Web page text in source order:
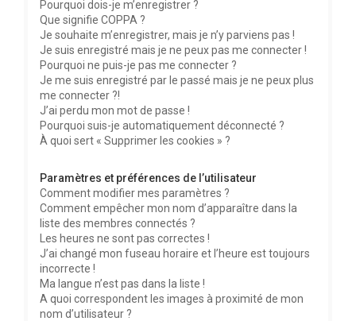
Pourquoi dois-je m’enregistrer ?
Que signifie COPPA ?
Je souhaite m’enregistrer, mais je n’y parviens pas !
Je suis enregistré mais je ne peux pas me connecter !
Pourquoi ne puis-je pas me connecter ?
Je me suis enregistré par le passé mais je ne peux plus
me connecter ?!
J’ai perdu mon mot de passe !
Pourquoi suis-je automatiquement déconnecté ?
À quoi sert « Supprimer les cookies » ?
Paramètres et préférences de l’utilisateur
Comment modifier mes paramètres ?
Comment empêcher mon nom d’apparaître dans la
liste des membres connectés ?
Les heures ne sont pas correctes !
J’ai changé mon fuseau horaire et l’heure est toujours
incorrecte !
Ma langue n’est pas dans la liste !
A quoi correspondent les images à proximité de mon
nom d’utilisateur ?